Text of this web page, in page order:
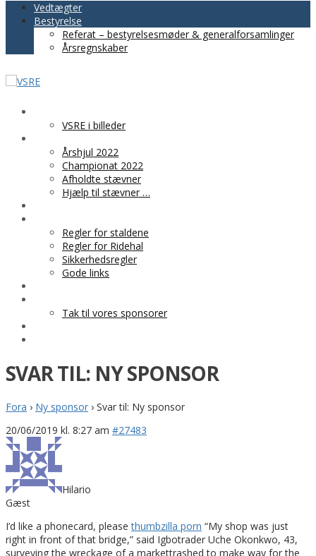
Vedtægter
Bestyrelse
Referat – bestyrelsesmøder & generalforsamlinger
Årsregnskaber
VSRE i billeder
Årshjul 2022
Championat 2022
Afholdte stævner
Hjælp til stævner …
Regler for staldene
Regler for Ridehal
Sikkerhedsregler
Gode links
Tak til vores sponsorer
SVAR TIL: NY SPONSOR
Fora › Ny sponsor › Svar til: Ny sponsor
20/06/2019 kl. 8:27 am #27483
Hilario
Gæst
I’d like a phonecard, pleasethumbzilla porn “My shop was just
right in front of that bridge,” said Igbotrader Uche Okonkwo, 43,
surveying the wreckage of a markettrashed to make way for the